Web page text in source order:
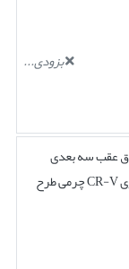
بزودی...
عقب سه بعدی
هوندا سی آر وی CR-V چرمی طرح